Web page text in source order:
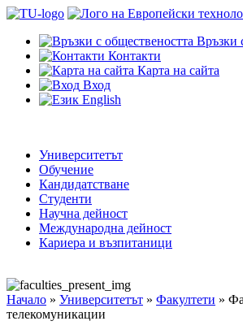
Връзки
Контакти
Карта на сайта
Вход
English
Университетът
Обучение
Кандидатстване
Студенти
Научна дейност
Международна дейност
Кариера и възпитаници
Начало » Университетът » Факултети »
телекомуникации